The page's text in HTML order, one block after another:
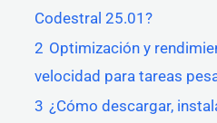
Codestral 25.01?
2 Optimización y
velocidad para tareas
3 ¿Cómo descargar,